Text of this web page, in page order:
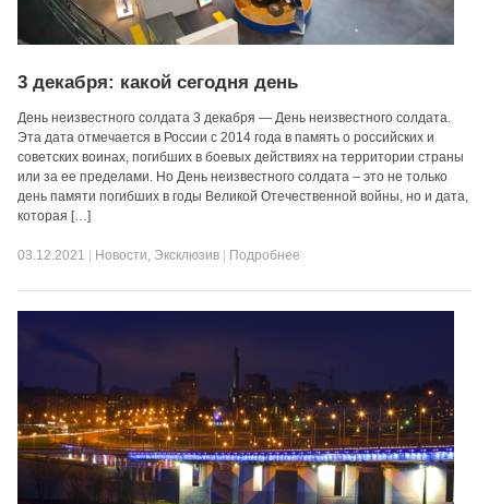
3 декабря: какой сегодня день
День неизвестного солдата 3 декабря — День неизвестного солдата.
Эта дата отмечается в России с 2014 года в память о российских и
советских воинах, погибших в боевых действиях на территории страны
или за ее пределами. Но День неизвестного солдата – это не только
день памяти погибших в годы Великой Отечественной войны, но и дата,
которая […]
03.12.2021 Новости, Эксклюзив Подробнее